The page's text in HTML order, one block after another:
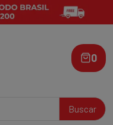
Buscar
0